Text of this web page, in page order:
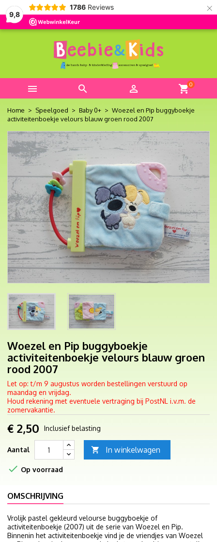
9,8
1786 Reviews ×
   shopping_cart0
Home Speelgoed Baby 0+
Woezel en Pip buggyboekje
activiteitenboekje velours blauw groen rood 2007
Woezel en Pip buggyboekje
activiteitenboekje velours blauw groen
rood 2007
Let op: t/m 9 augustus worden bestellingen verstuurd op
maandag en vrijdag.
Houd rekening met eventuele vertraging bij PostNL i.v.m. de
zomervakantie.
€ 2,50 Inclusief belasting
Aantal  In winkelwagen
 Op voorraad
OMSCHRIJVING
Vrolijk pastel gekleurd velourse buggyboekje of
activiteitenboekje (2007) uit de serie van Woezel en Pip.
Binnenin het activiteitenboekje vind je de vriendjes van Woezel